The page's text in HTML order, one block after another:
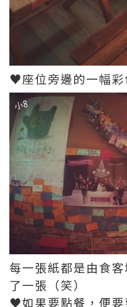
♥座位旁邊的一幅彩
每一張紙都是由食
了一張（笑）
♥如果要點餐，便